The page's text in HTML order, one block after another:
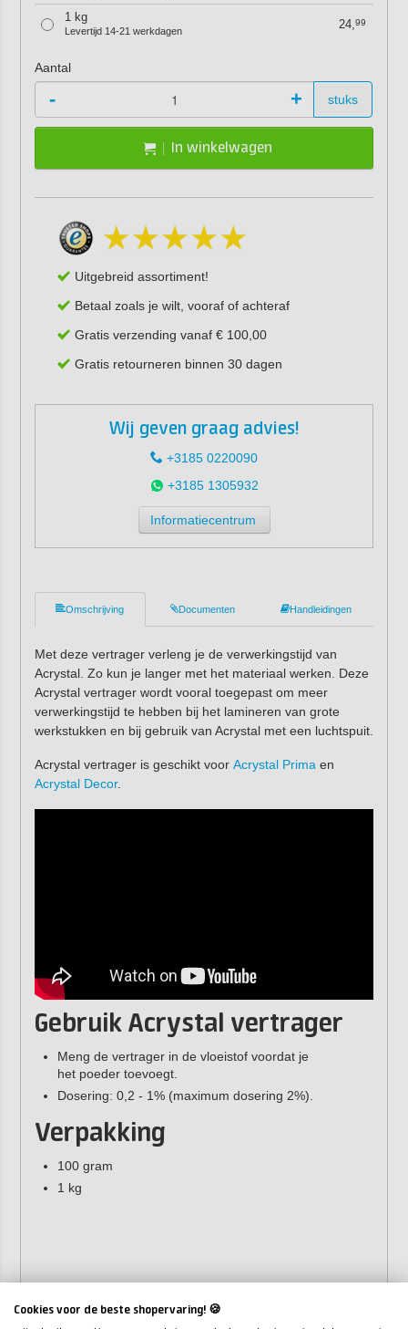
1 kg
Levertijd 14-21 werkdagen 24,99
Aantal
- + stuks
In winkelwagen
Uitgebreid assortiment!
Betaal zoals je wilt, vooraf of achteraf
Gratis verzending vanaf € 100,00
Gratis retourneren binnen 30 dagen
Wij geven graag advies!
+3185 0220090
+3185 1305932
Informatiecentrum
Omschrijving Documenten Handleidingen
Met deze vertrager verleng je de verwerkingstijd van
Acrystal. Zo kun je langer met het materiaal werken. Deze
Acrystal vertrager wordt vooral toegepast om meer
verwerkingstijd te hebben bij het lamineren van grote
werkstukken en bij gebruik van Acrystal met een luchtspuit.
Acrystal vertrager is geschikt voor Acrystal Primaen
Acrystal Decor.
Gebruik Acrystal vertrager
Meng de vertrager in de vloeistof voordat je
het poeder toevoegt.
Dosering: 0,2 - 1% (maximum dosering 2%).
Verpakking
100 gram
1 kg
Cookies voor de beste shopervaring! 🍪